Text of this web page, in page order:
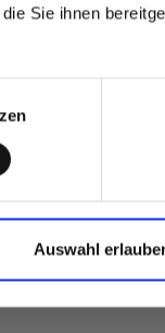
Sie ihnen
Auswahl
America Website